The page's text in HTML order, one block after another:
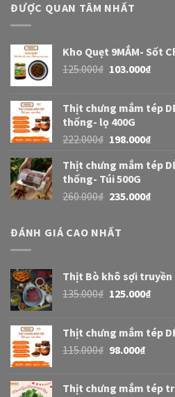
ĐƯỢC QUAN TÂM NHẤT
Kho Quẹt 9MẮM- Sốt
125.000₫ 103.000₫
Thịt chưng mắm tép
thống- lọ 400G
222.000₫ 198.000₫
Thịt chưng mắm tép
thống- Túi 500G
260.000₫ 235.000₫
ĐÁNH GIÁ CAO NHẤT
Thịt Bò khô sợi truyền
135.000₫ 125.000₫
Thịt chưng mắm tép
115.000₫ 98.000₫
Thịt chưng mắm tép